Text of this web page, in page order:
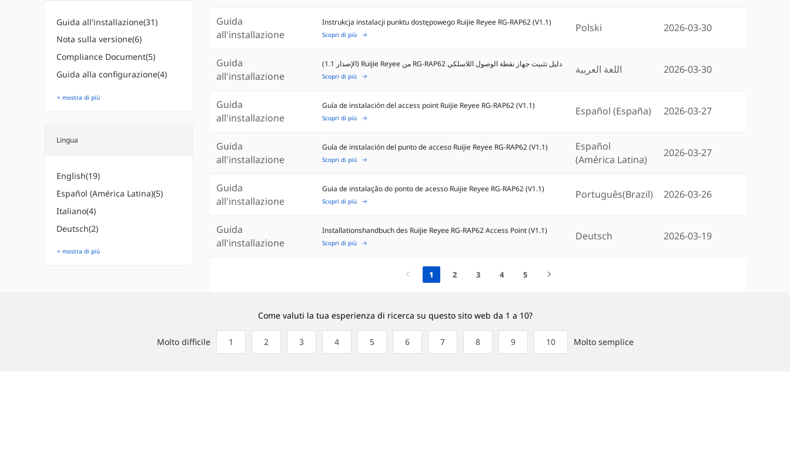
Guida all'installazione(31)
Nota sulla versione(6)
Compliance Document(5)
Guida alla configurazione(4)
+ mostra di più
Lingua
English(19)
Español (América Latina)(5)
Italiano(4)
Deutsch(2)
+ mostra di più
Guida
all'installazione
Instrukcja instalacji punktu dostępowego Ruijie Reyee RG-RAP62 (V1.1)
Scopri di più
Polski 2026-03-30
Guida
all'installazione
(الإصدار 1.1) Ruijie Reyee من RG-RAP62 دليل تثبيت جهاز نقطة الوصول اللاسلكي
Scopri di più
اللغة العربية 2026-03-30
Guida
all'installazione
Guía de instalación del access point Ruijie Reyee RG-RAP62 (V1.1)
Scopri di più
Español (España) 2026-03-27
Guida
all'installazione
Guía de instalación del punto de acceso Ruijie Reyee RG-RAP62 (V1.1)
Scopri di più
Español
(América Latina)
2026-03-27
Guida
all'installazione
Guia de instalação do ponto de acesso Ruijie Reyee RG-RAP62 (V1.1)
Scopri di più
Português(Brazil) 2026-03-26
Guida
all'installazione
Installationshandbuch des Ruijie Reyee RG-RAP62 Access Point (V1.1)
Scopri di più
Deutsch 2026-03-19
1 2 3 4 5
Come valuti la tua esperienza di ricerca su questo sito web da 1 a 10?
Molto difficile 1 2 3 4 5 6 7 8 9 10 Molto semplice